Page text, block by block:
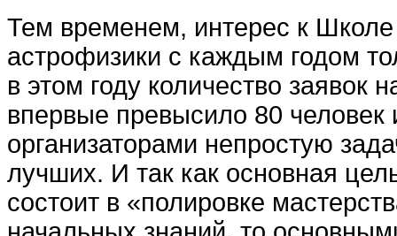
Тем временем, интерес к
астрофизики с каждым годом
в этом году количество заявок
впервые превысило 80 человек
организаторами непростую
лучших. И так как основная
состоит в «полировке